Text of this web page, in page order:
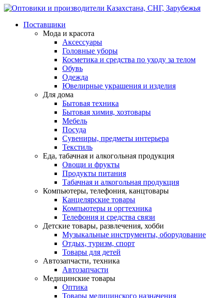
Поставщики
Мода и красота
Аксессуары
Головные уборы
Косметика и средства по уходу за телом
Обувь
Одежда
Ювелирные украшения и изделия
Для дома
Бытовая техника
Бытовая химия, хозтовары
Мебель
Посуда
Сувениры, предметы интерьера
Текстиль
Еда, табачная и алкогольная продукция
Овощи и фрукты
Продукты питания
Табачная и алкогольная продукция
Компьютеры, телефония, канцтовары
Канцелярские товары
Компьютеры и оргтехника
Телефония и средства связи
Детские товары, развлечения, хобби
Музыкальные инструменты, оборудование
Отдых, туризм, спорт
Товары для детей
Автозапчасти, техника
Автозапчасти
Медицинские товары
Оптика
Товары медицинского назначения